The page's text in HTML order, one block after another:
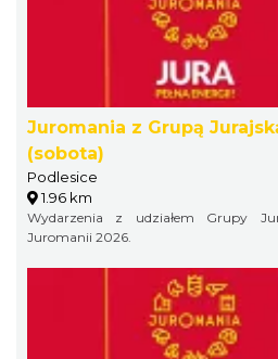
Juromania z Grupą
(sobota)
Podlesice
1.96 km
Wydarzenia z udziałem Grupy
Juromanii 2026.